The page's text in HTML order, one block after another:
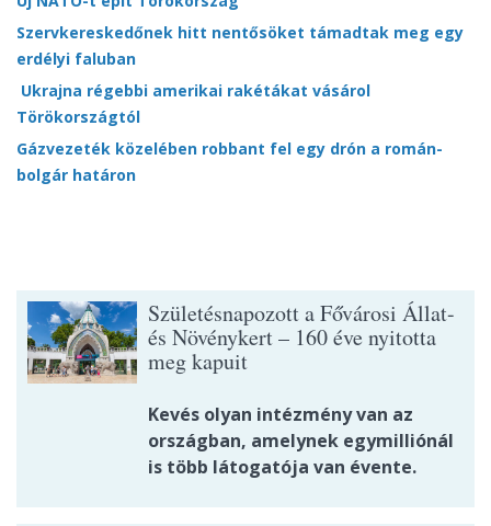
Szervkereskedőnek hitt nentősöket támadtak meg egy
erdélyi faluban
Ukrajna régebbi amerikai rakétákat vásárol
Törökországtól
Gázvezeték közelében robbant fel egy drón a román-
bolgár határon
Születésnapozott a Fővárosi Állat-
és Növénykert – 160 éve nyitotta
meg kapuit
Kevés olyan intézmény van az
országban, amelynek egymilliónál
is több látogatója van évente.